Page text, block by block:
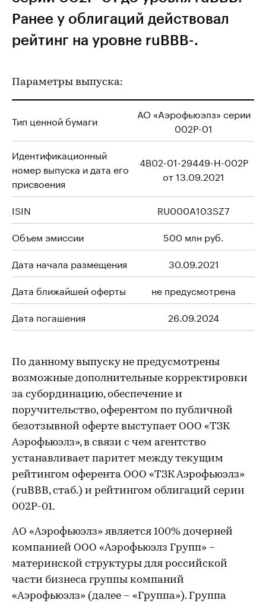
Ранее у облигаций действовал
рейтинг на уровне ruBBB-.
Параметры выпуска:
Тип ценной бумаги
АО «Аэрофьюэлз» серии
002P-01
Идентификационный
номер выпуска и дата его
присвоения
4B02-01-29449-H-002P
от 13.09.2021
ISIN
RU000A103SZ7
Объем эмиссии
500 млн руб.
Дата начала размещения
30.09.2021
Дата ближайшей оферты
не предусмотрена
Дата погашения
26.09.2024
По данному выпуску не предусмотрены
возможные дополнительные корректировки
за субординацию, обеспечение и
поручительство, оферентом по публичной
безотзывной оферте выступает ООО «ТЗК
Аэрофьюэлз», в связи с чем агентство
устанавливает паритет между текущим
рейтингом оферента ООО «ТЗК Аэрофьюэлз»
(ruВВВ, стаб.) и рейтингом облигаций серии
002P-01.
АО «Аэрофьюэлз» является 100% дочерней
компанией ООО «Аэрофьюэлз Групп» –
материнской структуры для российской
части бизнеса группы компаний
«Аэрофьюэлз» (далее – «Группа»). Группа